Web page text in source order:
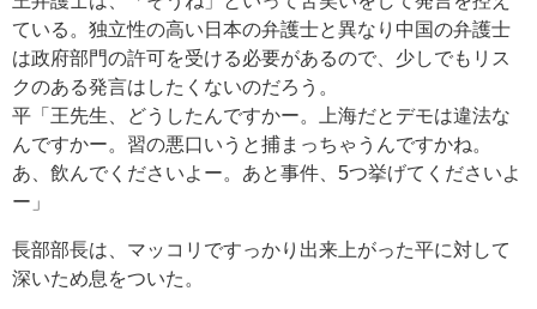
ている。独立性の高い日本の弁護士と異なり中国の弁護士
は政府部門の許可を受ける必要があるので、少しでもリス
クのある発言はしたくないのだろう。
平「王先生、どうしたんですかー。上海だとデモは違法な
んですかー。習の悪口いうと捕まっちゃうんですかね。
あ、飲んでくださいよー。あと事件、5つ挙げてくださいよ
ー」
長部部長は、マッコリですっかり出来上がった平に対して
深いため息をついた。